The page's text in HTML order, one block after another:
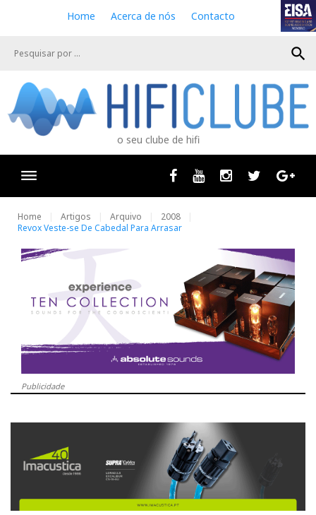
e
Home Acerca de nós Contacto
search
o seu clube de hifi
Facebook
Youtube InstagramTwitter
Home Artigos Arquivo
2008
Revox Veste-se De Cabedal Para Arrasar
Publicidade